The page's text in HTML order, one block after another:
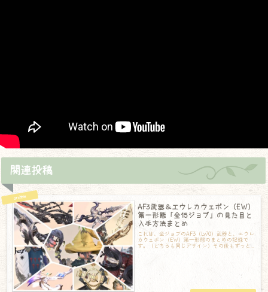
関連投稿
AF3武器＆エウレカウェポン（EW）
第一形態「全15ジョブ」の見た目と
入手方法まとめ
これは、全ジョブのAF3（Lv70）武器と、エウレ
カウェポン（EW）第一形態のまとめの記録で
す。（どちらも同じデザイン）その後もずっと